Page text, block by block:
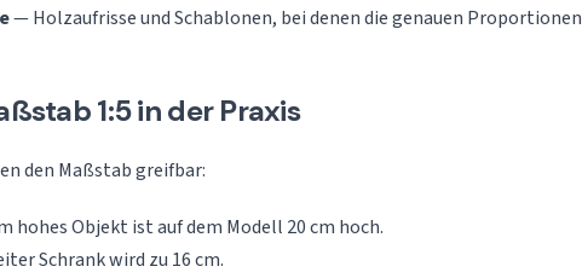
— Holzaufrisse und Schablonen, bei denen die genauen Proportionen
1:5 in der Praxis
den Maßstab greifbar:
hohes Objekt ist auf dem Modell 20 cm hoch.
Schrank wird zu 16 cm.